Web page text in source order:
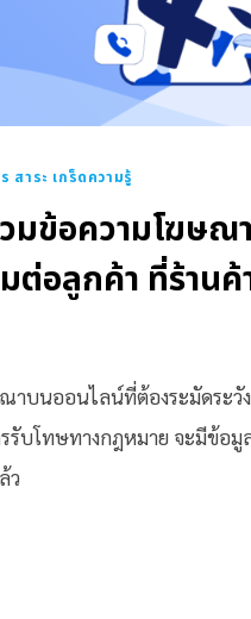
สาระ เกร็ดความรู้
มข้อความโฆษณา
ต่อลูกค้า ที่ร้านค้
าบนออนไลน์ที่ต้องระมัดระวั
รับโทษทางกฎหมาย จะมีข้อมู
ว